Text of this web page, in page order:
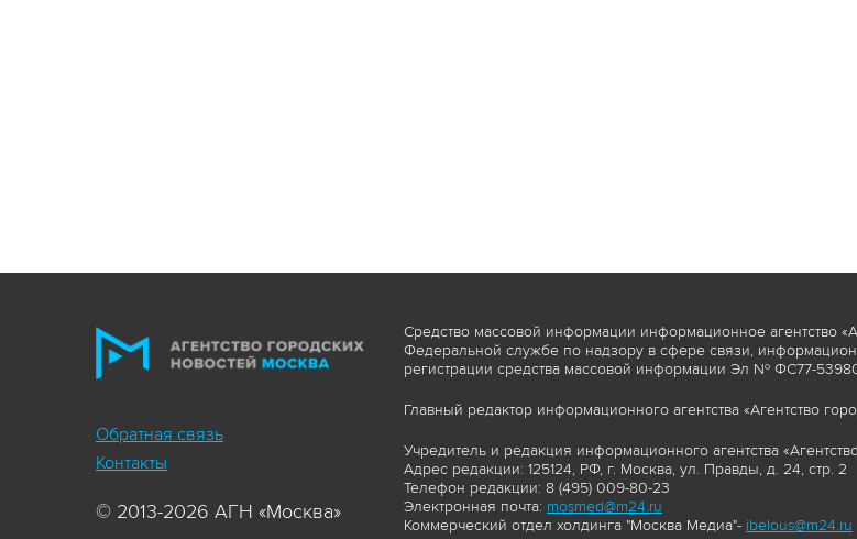
Обратная связь
Контакты
© 2013-2026 АГН «Москва»
Средство массовой информации информационное агентство
Федеральной службе по надзору в сфере связи,
регистрации средства массовой информации Эл № ФС77-
Главный редактор информационного агентства «Агентство
Учредитель и редакция информационного агентства
Адрес редакции: 125124, РФ, г. Москва, ул. Правды, д. 24, стр. 2
Телефон редакции: 8 (495) 009-80-23
Электронная почта: mosmed@m24.ru
Коммерческий отдел холдинга "Москва Медиа"- ibelous@m24.ru